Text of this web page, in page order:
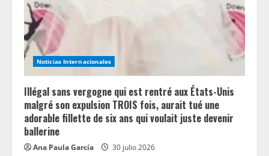
d
i
n
g
Noticias Internacionales
Illégal sans vergogne qui est rentré aux États-Unis
malgré son expulsion TROIS fois, aurait tué une
adorable fillette de six ans qui voulait juste devenir
ballerine
Ana Paula García 30 julio 2026